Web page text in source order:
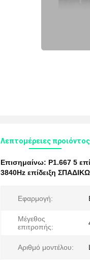
Λεπτομέρειες προιόντος
Επισημαίνω: P1.667 5
3840Hz επίδειξη
Εφαρμογή:
Μέγεθος
επιτροπής:
Αριθμό μοντέλου: